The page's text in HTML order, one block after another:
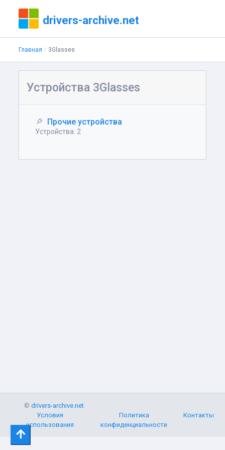
drivers-archive.net
Главная 3Glasses
Устройства 3Glasses
Прочие устройства
Устройства: 2
©drivers-archive.net
Условия
использования
Политика
конфиденциальности
Контакты